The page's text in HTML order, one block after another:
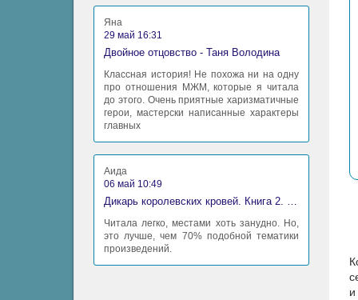
Яна
29 май 16:31
Двойное отцовство - Таня Володина
Классная история! Не похожа ни на одну
про отношения МЖМ, которые я читала
до этого. Очень приятные харизматичные
герои, мастерски написанные характеры
главных
Аида
06 май 10:49
Дикарь королевских кровей. Книга 2. Леди-фаворитка - Анна Сергеевна Гаврилова
Читала легко, местами хоть занудно. Но,
это лучше, чем 70% подобной тематики
произведений.